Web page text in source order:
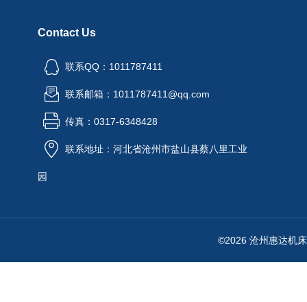
Contact Us
联系QQ：1011787411
联系邮箱：1011787411@qq.com
传真：0317-6348428
联系地址：河北省沧州市盐山县蔡八里工业
园
©2026 沧州惠达机